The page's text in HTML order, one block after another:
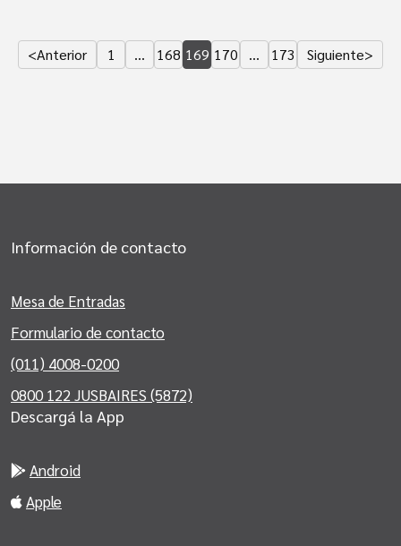
<Anterior 1 … 168 169 170 … 173 Siguiente>
Información de contacto
Mesa de Entradas
Formulario de contacto
(011) 4008-0200
0800 122 JUSBAIRES (5872)
Descargá la App
Android
Apple